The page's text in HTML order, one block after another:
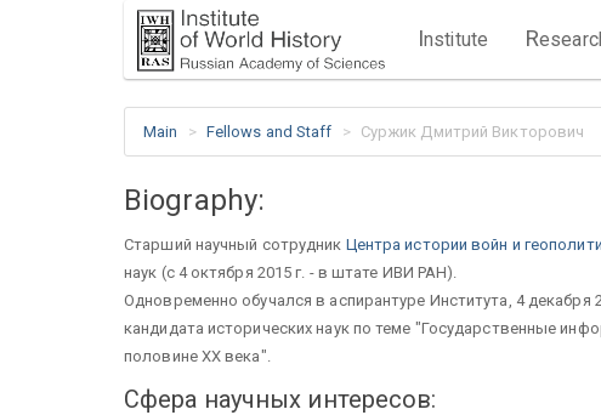
Institute R
Main Fellows and Staff Суржик Дмитрий Викторович
Biography:
Старший научный сотрудник Центра истории войн и
наук (с 4 октября 2015 г. - в штате ИВИ РАН).
Одновременно обучался в аспирантуре Института, 4 декабря
кандидата исторических наук по теме "Государственные
половине ХХ века".
Сфера научных интересов: